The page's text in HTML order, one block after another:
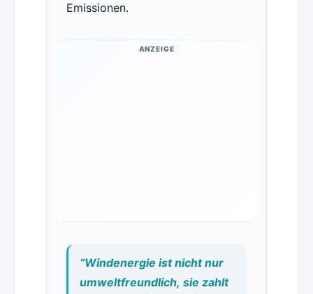
Emissionen.
ANZEIGE
“Windenergie ist nicht nur
umweltfreundlich, sie zahlt